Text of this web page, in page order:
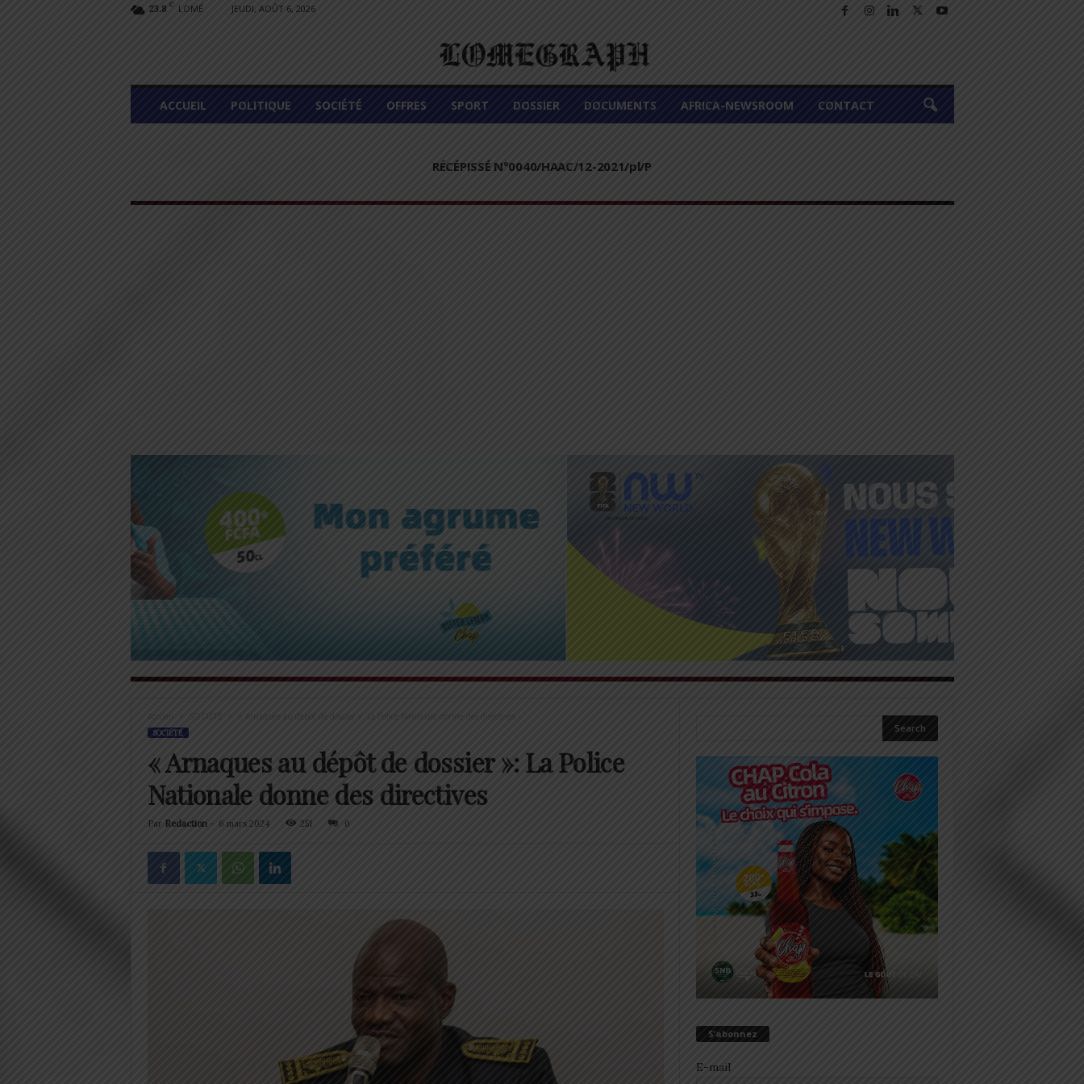
23.8 C LOMÉ JEUDI, AOÛT 6, 2026
L
M
ACCUEIL POLITIQUE SOCIÉTÉ OFFRES SPORT DOSSIER DOCUMENTS AFRICA-NEWSROOM CONTACT
RÉCÉPISSÉ N°0040/HAAC/12-2021/pl/P
Accueil « Arnaques au dépôt de dossier »: La Police Nationale donne des directives
SOCIÉTÉ
« Arnaques au dépôt de dossier »: La Police
Nationale donne des directives
Par Redaction- 6 mars 2024 251 0
S’abonnez
E-mail